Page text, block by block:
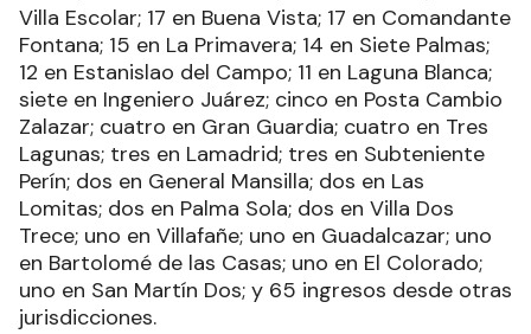
Villa Escolar; 17 en Buena Vista; 17 en Comandante
Fontana; 15 en La Primavera; 14 en Siete Palmas;
12 en Estanislao del Campo; 11 en Laguna Blanca;
siete en Ingeniero Juárez; cinco en Posta Cambio
Zalazar; cuatro en Gran Guardia; cuatro en Tres
Lagunas; tres en Lamadrid; tres en Subteniente
Perín; dos en General Mansilla; dos en Las
Lomitas; dos en Palma Sola; dos en Villa Dos
Trece; uno en Villafañe; uno en Guadalcazar; uno
en Bartolomé de las Casas; uno en El Colorado;
uno en San Martín Dos; y 65 ingresos desde otras
jurisdicciones.